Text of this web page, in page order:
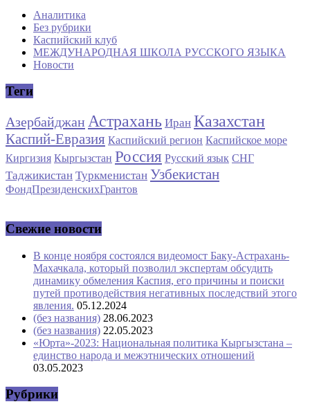
Аналитика
Без рубрики
Каспийский клуб
МЕЖДУНАРОДНАЯ ШКОЛА РУССКОГО ЯЗЫКА
Новости
Теги
Азербайджан Астрахань Иран Казахстан
Каспий-Евразия Каспийский регион Каспийское море
Киргизия Кыргызстан Россия Русский язык СНГ
Таджикистан Туркменистан Узбекистан
ФондПрезиденскихГрантов
Свежие новости
В конце ноября состоялся видеомост Баку-Астрахань-
Махачкала, который позволил экспертам обсудить
динамику обмеления Каспия, его причины и поиски
путей противодействия негативных последствий этого
явления. 05.12.2024
(без названия) 28.06.2023
(без названия) 22.05.2023
«Юрта»-2023: Национальная политика Кыргызстана –
единство народа и межэтнических отношений
03.05.2023
Рубрики